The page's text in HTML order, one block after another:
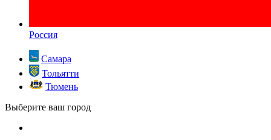
Россия
Самара
Тольятти
Тюмень
Выберите ваш город